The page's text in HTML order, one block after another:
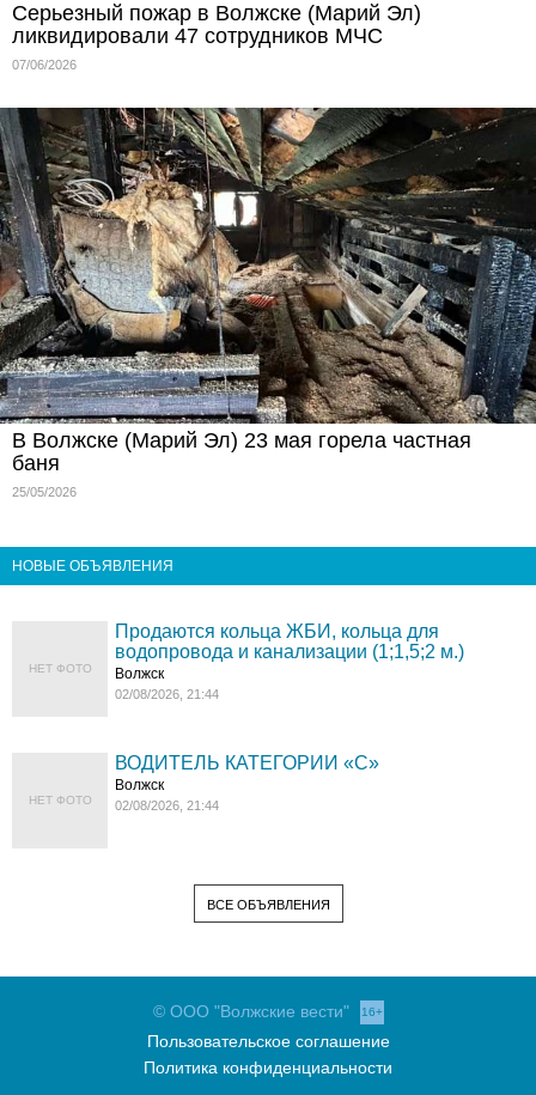
Серьезный пожар в Волжске (Марий Эл)
ликвидировали 47 сотрудников МЧС
07/06/2026
В Волжске (Марий Эл) 23 мая горела частная
баня
25/05/2026
НОВЫЕ ОБЪЯВЛЕНИЯ
НЕТ ФОТО
Продаются кольца ЖБИ, кольца для
водопровода и канализации (1;1,5;2 м.)
Волжск
02/08/2026, 21:44
НЕТ ФОТО
ВОДИТЕЛЬ КАТЕГОРИИ «C»
Волжск
02/08/2026, 21:44
ВСЕ ОБЪЯВЛЕНИЯ
© ООО "Волжские вести" 16+
Пользовательское соглашение
Политика конфиденциальности